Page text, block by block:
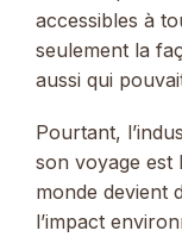
accessibles à
seulement la
aussi qui
Pourtant,
son voyage est
monde devient
l’impact